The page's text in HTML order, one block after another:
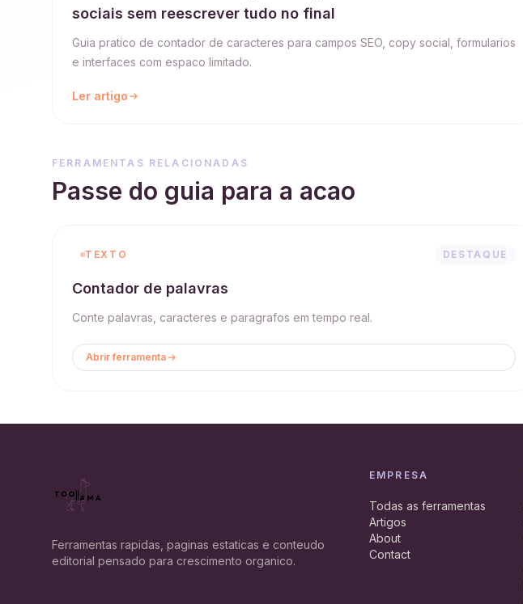
sociais sem reescrever tudo no final
Guia pratico de contador de caracteres para campos SEO, copy social, formularios
e interfaces com espaco limitado.
Ler artigo
FERRAMENTAS RELACIONADAS
Passe do guia para a acao
TEXTO DESTAQUE
Contador de palavras
Conte palavras, caracteres e paragrafos em tempo real.
Abrir ferramenta
Ferramentas rapidas, paginas estaticas e conteudo
editorial pensado para crescimento organico.
EMPRESA
Todas as ferramentas
Artigos
About
Contact